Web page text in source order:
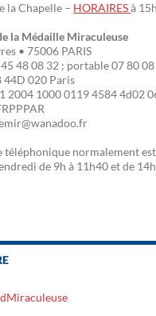
la Chapelle – HORAIRESà
la Médaille Miraculeuse
• 75006 PARIS
48 08 32 ; portable 07 80
44D 020 Paris
2004 1000 0119 4584 4d02
téléphonique normalement
de 9h à 11h40 et de